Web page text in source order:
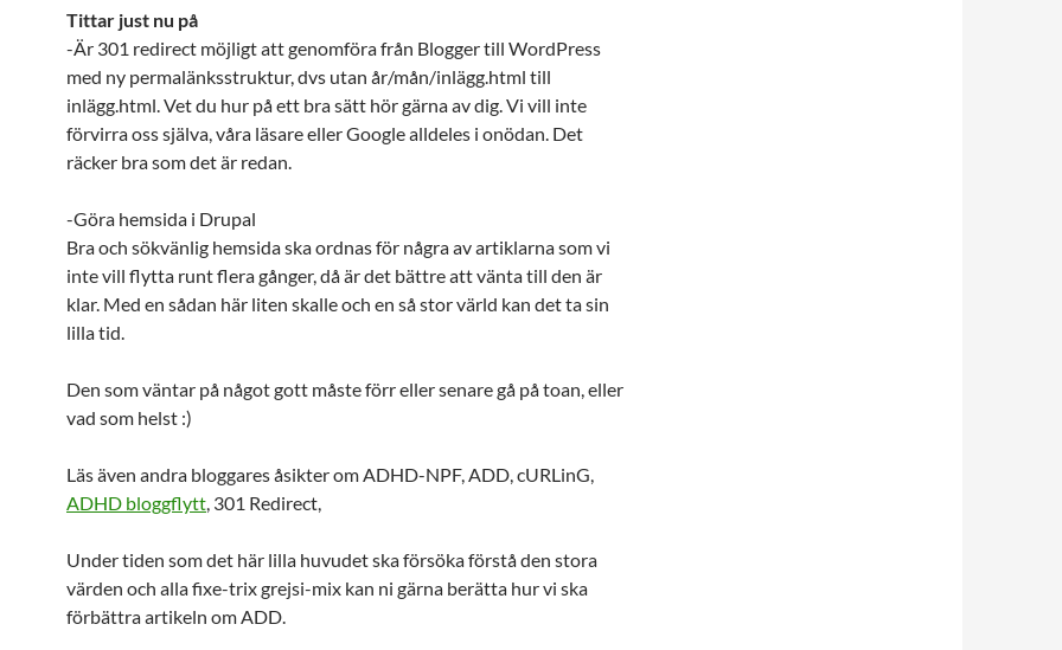
Tittar just nu på
-Är 301 redirect möjligt att genomföra från Blogger till WordPress
med ny permalänksstruktur, dvs utan år/mån/inlägg.html till
inlägg.html. Vet du hur på ett bra sätt hör gärna av dig. Vi vill inte
förvirra oss själva, våra läsare eller Google alldeles i onödan. Det
räcker bra som det är redan.
-Göra hemsida i Drupal
Bra och sökvänlig hemsida ska ordnas för några av artiklarna som vi
inte vill flytta runt flera gånger, då är det bättre att vänta till den är
klar. Med en sådan här liten skalle och en så stor värld kan det ta sin
lilla tid.
Den som väntar på något gott måste förr eller senare gå på toan, eller
vad som helst :)
Läs även andra bloggares åsikter om ADHD-NPF, ADD, cURLinG,
ADHD bloggflytt, 301 Redirect,
Under tiden som det här lilla huvudet ska försöka förstå den stora
värden och alla fixe-trix grejsi-mix kan ni gärna berätta hur vi ska
förbättra artikeln om ADD.